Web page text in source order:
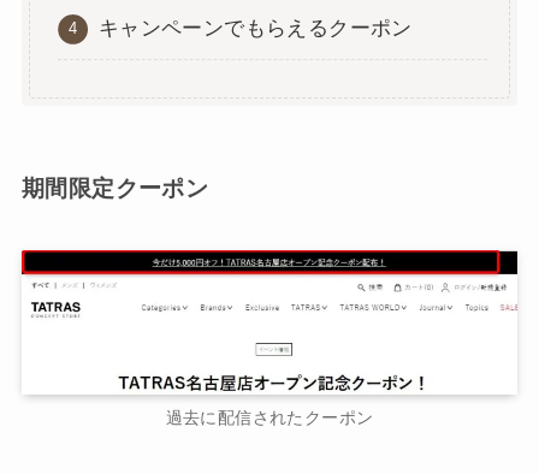
キャンペーンでもらえるクーポン
期間限定クーポン
過去に配信されたクーポン